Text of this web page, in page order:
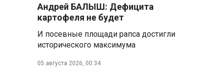
Андрей БАЛЫШ: Дефицита
картофеля не будет
И посевные площади рапса достигли
исторического максимума
05 августа 2026, 00:34